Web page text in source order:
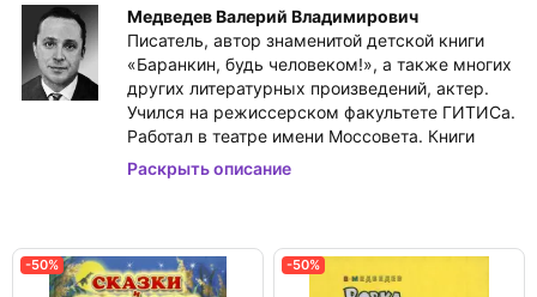
Медведев Валерий Владимирович
Писатель, автор знаменитой детской книги
«Баранкин, будь человеком!», а также многих
других литературных произведений, актер.
Учился на режиссерском факультете ГИТИСа.
Работал в театре имени Моссовета. Книги
Медведева вышли тиражом более 9 миллионов
экземпляров, многократно переиздавались,
Дата рождения: 16 марта 1923 г.
Раскрыть описание
-50% -50%